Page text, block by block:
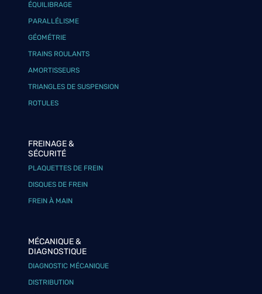
ÉQUILIBRAGE
PARALLÉLISME
GÉOMÉTRIE
TRAINS ROULANTS
AMORTISSEURS
TRIANGLES DE SUSPENSION
ROTULES
FREINAGE &
SÉCURITÉ
PLAQUETTES DE FREIN
DISQUES DE FREIN
FREIN À MAIN
MÉCANIQUE &
DIAGNOSTIQUE
DIAGNOSTIC MÉCANIQUE
DISTRIBUTION